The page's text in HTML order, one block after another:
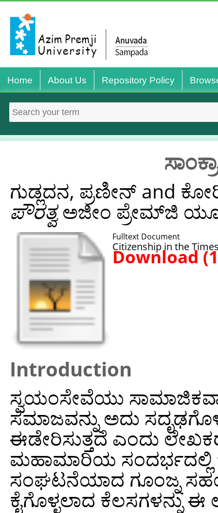
Home About Us Repository Policy
ಗುಡ್ಲದನ, ಪ್ರಣೀನ್‌ and
ಪೌರತ್ವಅಜೀಂ ಪ್ರೇಮ್‌ಜಿ
Fulltext Document
Citizenship in the
Download
Introduction
ಸ್ವಯಂಸೇವೆಯು
ಸಮಾಜವನ್ನು ಅದು
ಈಡೇರಿಸುತ್ತದೆ ಎಂದು
ಮಹಾಮಾರಿಯ ಸಂದರ್ಭದಲ್ಲಿ
ಸಂಘಟನೆಯಾದ ಗೂಂಜ್ನ
ಕೈಗೊಳ್ಳಲಾದ ಕೆಲಸಗಳನ್ನು